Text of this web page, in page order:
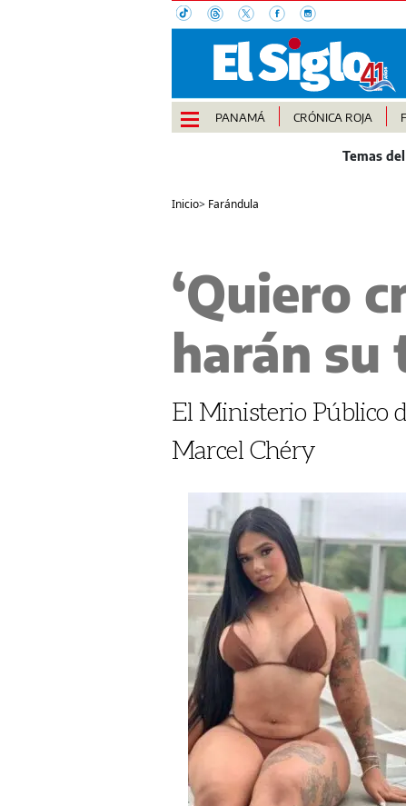
PANAMÁ CRÓNICA ROJA
Inicio> Farándula
‘Quiero
harán su
El Ministerio Público
Marcel Chéry